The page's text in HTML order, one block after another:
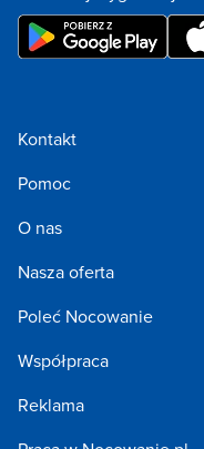
Kontakt
Pomoc
O nas
Nasza oferta
Poleć Nocowanie
Współpraca
Reklama